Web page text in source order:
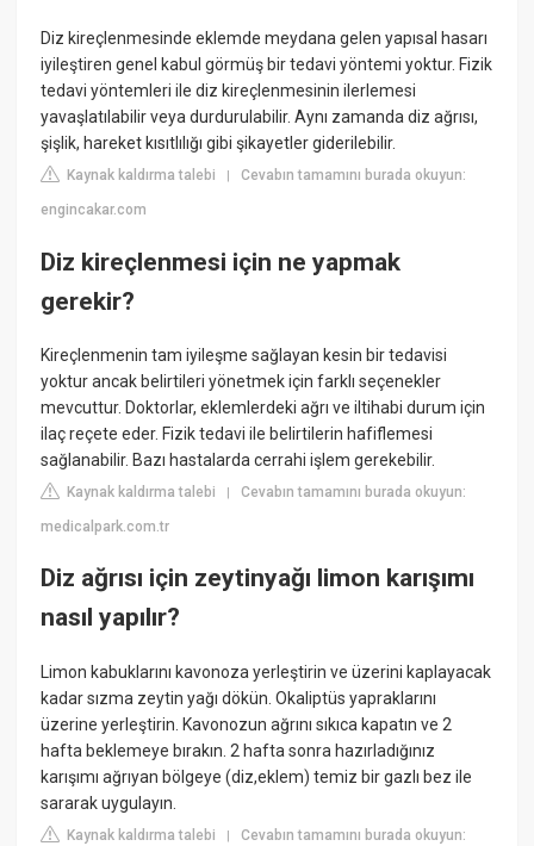
Diz kireçlenmesinde eklemde meydana gelen yapısal hasarı
iyileştiren genel kabul görmüş bir tedavi yöntemi yoktur. Fizik
tedavi yöntemleri ile diz kireçlenmesinin ilerlemesi
yavaşlatılabilir veya durdurulabilir. Aynı zamanda diz ağrısı,
şişlik, hareket kısıtlılığı gibi şikayetler giderilebilir.
Kaynak kaldırma talebi |Cevabın tamamını burada okuyun:
engincakar.com
Diz kireçlenmesi için ne yapmak
gerekir?
Kireçlenmenin tam iyileşme sağlayan kesin bir tedavisi
yoktur ancak belirtileri yönetmek için farklı seçenekler
mevcuttur. Doktorlar, eklemlerdeki ağrı ve iltihabi durum için
ilaç reçete eder. Fizik tedavi ile belirtilerin hafiflemesi
sağlanabilir. Bazı hastalarda cerrahi işlem gerekebilir.
Kaynak kaldırma talebi |Cevabın tamamını burada okuyun:
medicalpark.com.tr
Diz ağrısı için zeytinyağı limon karışımı
nasıl yapılır?
Limon kabuklarını kavonoza yerleştirin ve üzerini kaplayacak
kadar sızma zeytin yağı dökün. Okaliptüs yapraklarını
üzerine yerleştirin. Kavonozun ağrını sıkıca kapatın ve 2
hafta beklemeye bırakın. 2 hafta sonra hazırladığınız
karışımı ağrıyan bölgeye (diz,eklem) temiz bir gazlı bez ile
sararak uygulayın.
Kaynak kaldırma talebi |Cevabın tamamını burada okuyun: